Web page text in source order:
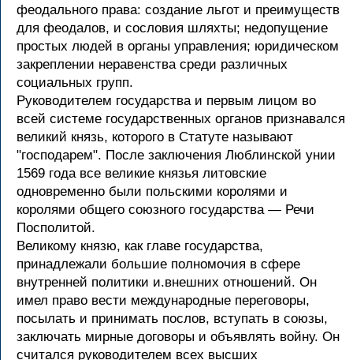
феодального права: создание льгот и преимуществ
для феодалов, и сословия шляхты; недопущение
простых людей в органы управления; юридическом
закреплении неравенства среди различных
социальных групп.
Руководителем государства и первым лицом во
всей системе государственных органов признавался
великий князь, которого в Статуте называют
"господарем". После заключения Люблинской унии
1569 года все великие князья литовские
одновременно были польскими королями и
королями общего союзного государства — Речи
Посполитой.
Великому князю, как главе государства,
принадлежали большие полномочия в сфере
внутренней политики и.внешних отношений. Он
имел право вести международные переговоры,
посылать и принимать послов, вступать в союзы,
заключать мирные договоры и объявлять войну. Он
считался руководителем всех высших